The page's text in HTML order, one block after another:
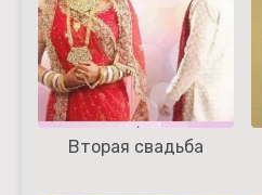
Вторая свадьба